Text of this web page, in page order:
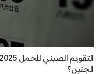
الجنين؟